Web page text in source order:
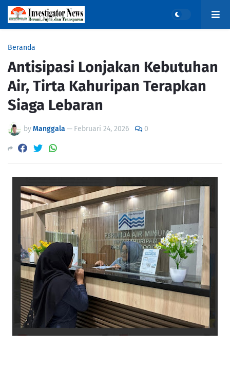
Beranda
Antisipasi Lonjakan Kebutuhan
Air, Tirta Kahuripan Terapkan
Siaga Lebaran
byManggala — Februari 24, 2026 0